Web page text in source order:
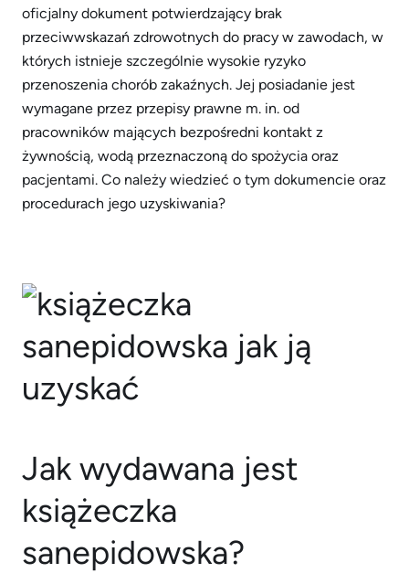
oficjalny dokument potwierdzający brak
przeciwwskazań zdrowotnych do pracy w zawodach, w
których istnieje szczególnie wysokie ryzyko
przenoszenia chorób zakaźnych. Jej posiadanie jest
wymagane przez przepisy prawne m. in. od
pracowników mających bezpośredni kontakt z
żywnością, wodą przeznaczoną do spożycia oraz
pacjentami. Co należy wiedzieć o tym dokumencie oraz
procedurach jego uzyskiwania?
Jak wydawana jest
książeczka
sanepidowska?